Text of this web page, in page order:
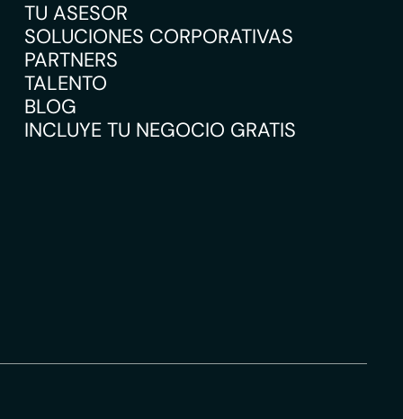
TU ASESOR
SOLUCIONES CORPORATIVAS
PARTNERS
TALENTO
BLOG
INCLUYE TU NEGOCIO GRATIS